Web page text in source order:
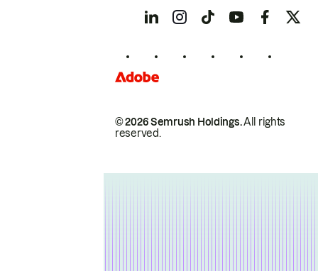
© 2026 Semrush Holdings.All rights
reserved.